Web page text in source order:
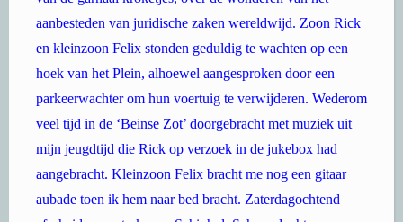
aanbesteden van juridische zaken wereldwijd. Zoon Rick
en kleinzoon Felix stonden geduldig te wachten op een
hoek van het Plein, alhoewel aangesproken door een
parkeerwachter om hun voertuig te verwijderen. Wederom
veel tijd in de ‘Beinse Zot’ doorgebracht met muziek uit
mijn jeugdtijd die Rick op verzoek in de jukebox had
aangebracht. Kleinzoon Felix bracht me nog een gitaar
aubade toen ik hem naar bed bracht. Zaterdagochtend